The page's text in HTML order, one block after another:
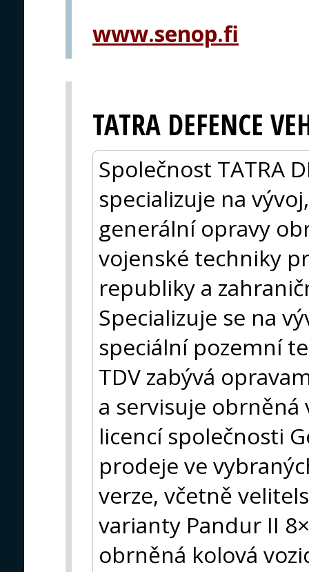
www.senop.fi
TATRA DEFENCE
Společnost TATRA
specializuje na
generální opravy
vojenské techniky
republiky a
Specializuje se na
speciální pozemní
TDV zabývá
a servisuje obrněná
licencí společnosti
prodeje ve
verze, včetně
varianty Pandur II
obrněná kolová